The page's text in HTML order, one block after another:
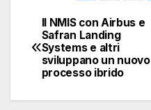
Navigazione
articoli
Il NMIS con Airbus e
Safran Landing
Systems e altri
sviluppano un nuovo
processo ibrido